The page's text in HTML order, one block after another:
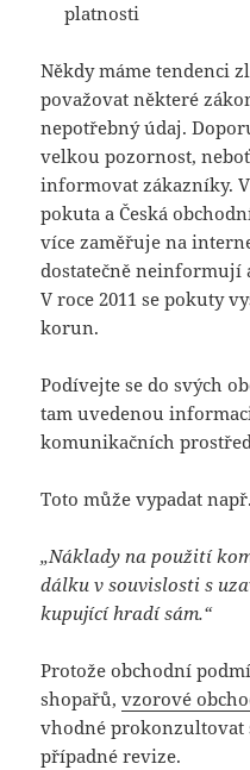
platnosti
Někdy máme tendenci
považovat některé
nepotřebný údaj.
velkou pozornost,
informovat zákazníky.
pokuta a Česká
více zaměřuje na
dostatečně neinformují
V roce 2011 se pokuty
korun.
Podívejte se do svých
tam uvedenou
komunikačních
Toto může vypadat
„Náklady na použití
dálku v souvislosti s
kupující hradí sám.“
Protože obchodní
shopařů,vzorové
vhodné prokonzultovat
případné revize.